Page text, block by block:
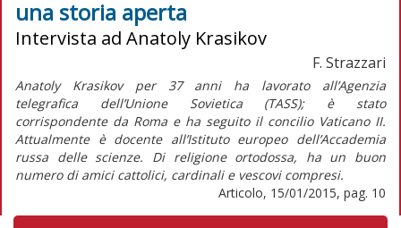
una storia aperta
Intervista ad Anatoly Krasikov
F. Strazzari
Anatoly Krasikov per 37 anni ha lavorato all’Agenzia
telegrafica dell’Unione Sovietica (TASS); è stato
corrispondente da Roma e ha seguito il concilio Vaticano II.
Attualmente è docente all’Istituto europeo dell’Accademia
russa delle scienze. Di religione ortodossa, ha un buon
numero di amici cattolici, cardinali e vescovi compresi.
Articolo, 15/01/2015, pag. 10